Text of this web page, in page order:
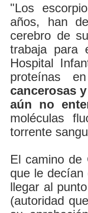
"Los
años, han
cerebro de
trabaja para
Hospital
proteínas
cancerosas
aún no
moléculas
torrente
El camino de
que le decían
llegar al
(autoridad